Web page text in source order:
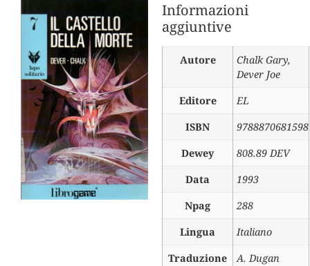
Informazioni
aggiuntive
Autore Chalk Gary,
Dever Joe
Editore
EL
ISBN
9788870681598
Dewey
808.89 DEV
Data
1993
Npag
288
Lingua
Italiano
Traduzione
A. Dugan